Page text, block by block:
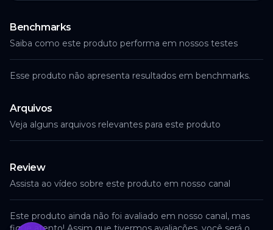
Benchmarks
Saiba como este produto performa em nossos testes
Esse produto não apresenta resultados em benchmarks.
Arquivos
Veja alguns arquivos relevantes para este produto
Review
Assista ao vídeo sobre este produto em nosso canal
Este produto ainda não foi avaliado em nosso canal, mas